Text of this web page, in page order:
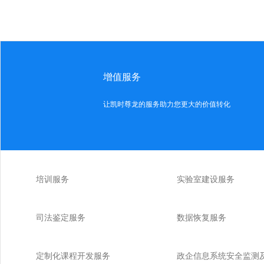
增值服务
让凯时尊龙的服务助力您更大的价值转化
培训服务 实验室建设服务
司法鉴定服务 数据恢复服务
定制化课程开发服务 政企信息系统安全监测